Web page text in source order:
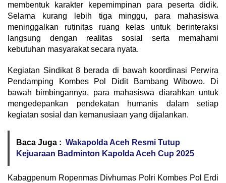
membentuk karakter kepemimpinan para peserta didik.
Selama kurang lebih tiga minggu, para mahasiswa
meninggalkan rutinitas ruang kelas untuk berinteraksi
langsung dengan realitas sosial serta memahami
kebutuhan masyarakat secara nyata.
Kegiatan Sindikat 8 berada di bawah koordinasi Perwira
Pendamping Kombes Pol Didit Bambang Wibowo. Di
bawah bimbingannya, para mahasiswa diarahkan untuk
mengedepankan pendekatan humanis dalam setiap
kegiatan sosial dan kemanusiaan yang dijalankan.
Baca Juga : Wakapolda Aceh Resmi Tutup
Kejuaraan Badminton Kapolda Aceh Cup 2025
Kabagpenum Ropenmas Divhumas Polri Kombes Pol Erdi